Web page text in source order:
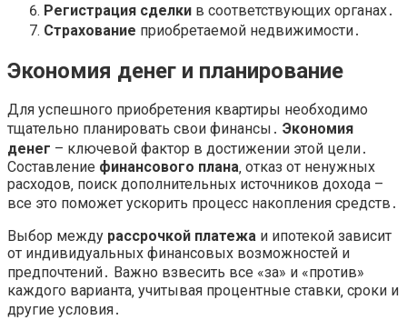
Регистрация сделки в соответствующих органах․
Страхование приобретаемой недвижимости․
Экономия денег и планирование
Для успешного приобретения квартиры необходимо
тщательно планировать свои финансы․ Экономия
денег – ключевой фактор в достижении этой цели․
Составление финансового плана‚ отказ от ненужных
расходов‚ поиск дополнительных источников дохода –
все это поможет ускорить процесс накопления средств․
Выбор между рассрочкой платежа и ипотекой зависит
от индивидуальных финансовых возможностей и
предпочтений․ Важно взвесить все «за» и «против»
каждого варианта‚ учитывая процентные ставки‚ сроки и
другие условия․